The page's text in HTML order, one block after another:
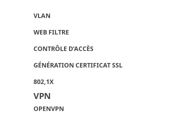
VLAN
WEB FILTRE
CONTRÔLE D’ACCÈS
GÉNÉRATION CERTIFICAT SSL
802,1X
VPN
OPENVPN